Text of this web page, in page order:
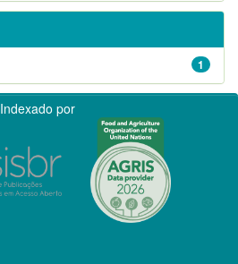
1
Indexado por